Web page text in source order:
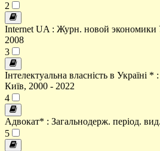
2
Internet UA : Журн. новой
2008
3
Інтелектуальна власність в Україні
Київ, 2000 - 2022
4
Адвокат* : Загальнодерж. період.
5